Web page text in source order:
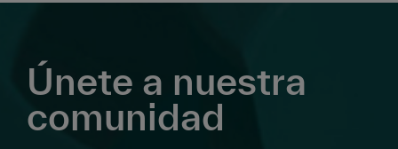
Únete a nuestra
comunidad